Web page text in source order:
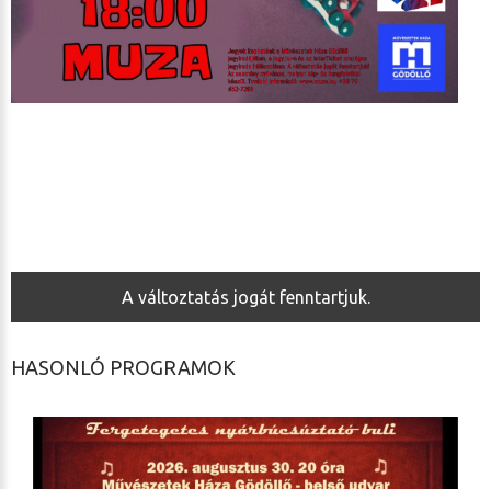
A változtatás jogát fenntartjuk.
HASONLÓ PROGRAMOK